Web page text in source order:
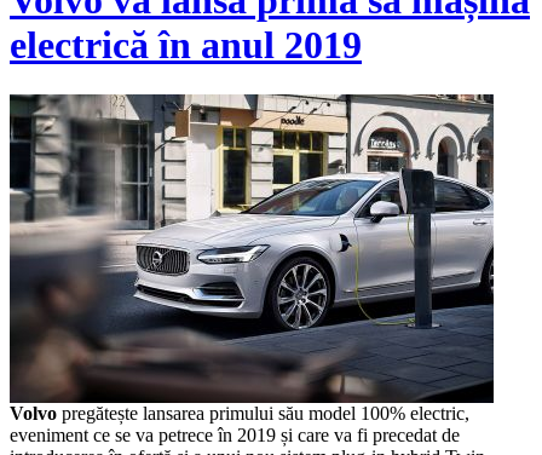
electrică în anul 2019
Volvo pregătește lansarea primului său model 100% electric,
eveniment ce se va petrece în 2019 și care va fi precedat de